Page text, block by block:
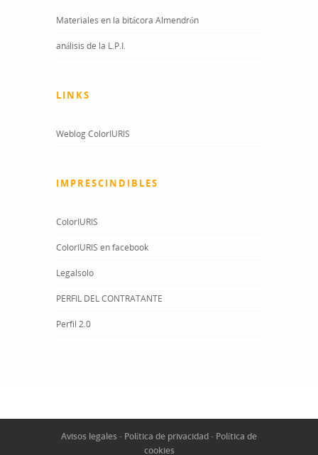
Materiales en la bitácora Almendrón
análisis de la L.P.I.
LINKS
Weblog ColorIURIS
IMPRESCINDIBLES
ColorIURIS
ColorIURIS en facebook
Legalsolo
PERFIL DEL CONTRATANTE
Perfil 2.0
Avisos legales- Política de privacidad- Política de
cookies